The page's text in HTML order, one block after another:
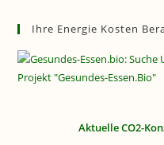
Ihre Energie Kosten
Aktuelle CO2-